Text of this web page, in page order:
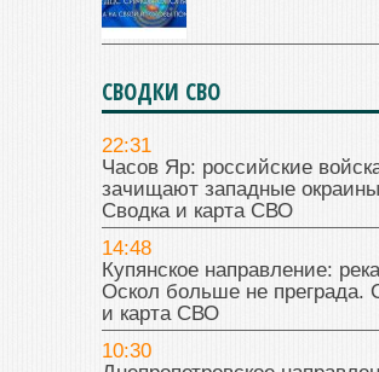
СВОДКИ СВО
22:31
Часов Яр: российские
зачищают западные
Сводка и карта СВО
14:48
Купянское направление: река
Оскол больше не преграда.
и карта СВО
10:30